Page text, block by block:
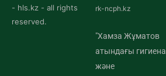
- hls.kz - all rights
reserved.
rk-ncph.kz
"Хамза Жұматов
атындағы гигиена
және